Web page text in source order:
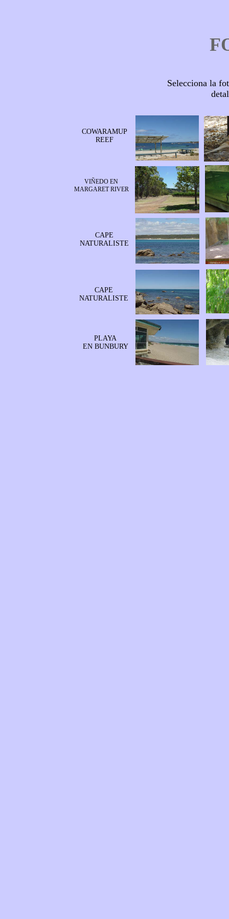
Selecciona la
COWARAMUP
REEF
VIÑEDO EN
MARGARET RIVER
CAPE
NATURALISTE
CAPE
NATURALISTE
PLAYA
EN BUNBURY